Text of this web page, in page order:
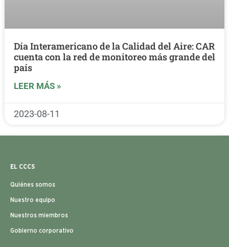
Día Interamericano de la Calidad del Aire: CAR
cuenta con la red de monitoreo más grande del
país
LEER MÁS »
2023-08-11
EL CCCS
Quiénes somos
Nuestro equipo
Nuestros miembros
Gobierno corporativo